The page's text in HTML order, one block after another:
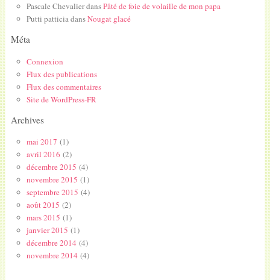
Pascale ChevalierdansPâté de foie de volaille de mon papa
Putti patticiadansNougat glacé
Méta
Connexion
Flux des publications
Flux des commentaires
Site de WordPress-FR
Archives
mai 2017 (1)
avril 2016 (2)
décembre 2015 (4)
novembre 2015 (1)
septembre 2015 (4)
août 2015 (2)
mars 2015 (1)
janvier 2015 (1)
décembre 2014(4)
novembre 2014(4)